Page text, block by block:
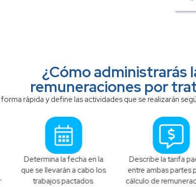
¿Cómo administrarás
remuneraciones por
rápida y define las actividades que se realizarán
la fecha en la
a cabo los
pactados.
Describe la tarifa pactada
entre ambas partes para el
cálculo de remuneraciones.